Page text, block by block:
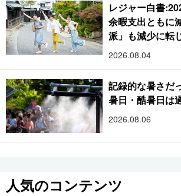
レジャー白書
余暇支出ともに
派」も減少に転
2026.08.04
記録的な暑さだ
暑日・酷暑日は
2026.08.06
人気のコンテンツ